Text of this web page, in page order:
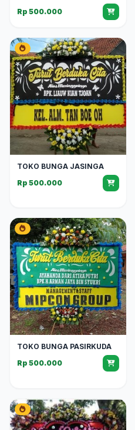
Rp 500.000
TOKO BUNGA JASINGA
Rp 500.000
TOKO BUNGA PASIRKUDA
Rp 500.000